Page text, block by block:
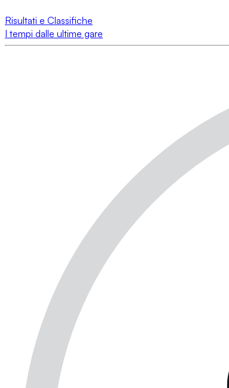
Risultati e Classifiche
I tempi dalle ultime gare